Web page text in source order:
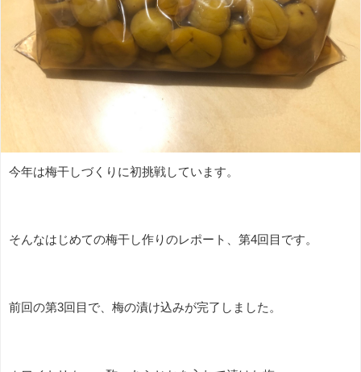
今年は梅干しづくりに初挑戦しています。
そんなはじめての梅干し作りのレポート、第4回目です。
前回の第3回目で、梅の漬け込みが完了しました。